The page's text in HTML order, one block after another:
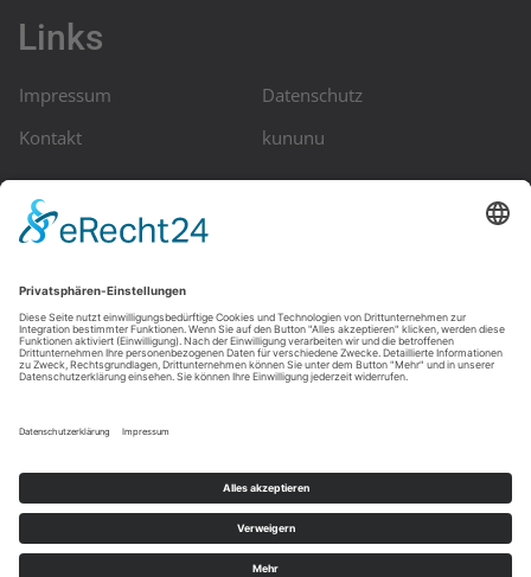
Links
Impressum
Datenschutz
Kontakt
kununu
Kontakt
Ballindamm 39, D-20095 Hamburg
Telefon: +49 (0) 40-99999 3480
Telefax: +49 (0) 40-99999 3332
Skype: headquest.info
© Copyright Headquest. Alle Rechte vorbehalten. Erstellung